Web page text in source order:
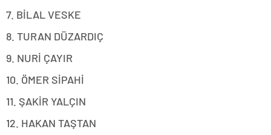
7. BİLAL VESKE
8. TURAN DÜZARDIÇ
9. NURİ ÇAYIR
10. ÖMER SİPAHİ
11. ŞAKİR YALÇIN
12. HAKAN TAŞTAN